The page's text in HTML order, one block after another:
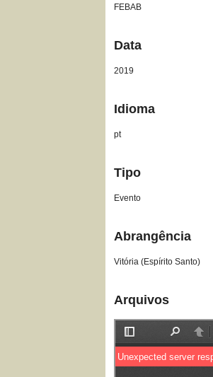
FEBAB
Data
2019
Idioma
pt
Tipo
Evento
Abrangência
Vitória (Espírito Santo)
Arquivos